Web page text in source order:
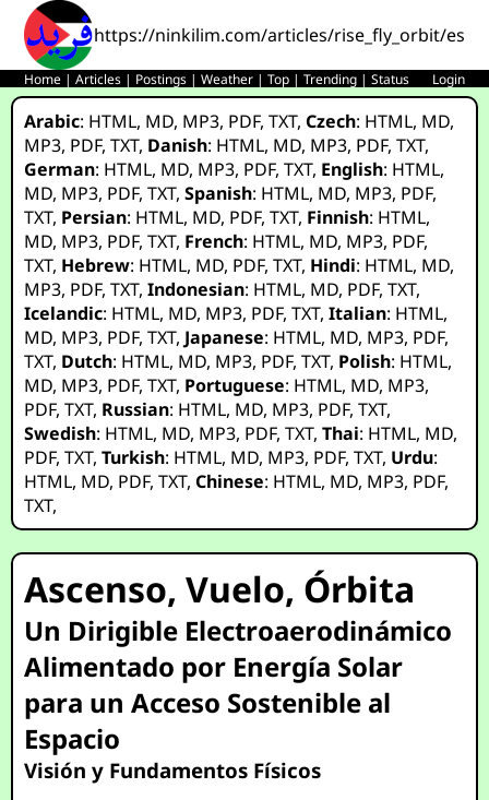
https://ninkilim.com/articles/rise_fly_orbit/
Home |Articles | Postings |Weather |Top |Trending |Status Login
Arabic: HTML, MD, MP3, PDF,TXT,Czech: HTML, MD,
MP3, PDF,TXT, Danish: HTML, MD, MP3, PDF,TXT,
German: HTML, MD, MP3, PDF,TXT, English: HTML,
MD, MP3, PDF,TXT,Spanish: HTML, MD, MP3, PDF,
TXT, Persian: HTML, MD, PDF,TXT, Finnish: HTML,
MD, MP3, PDF,TXT, French: HTML, MD, MP3, PDF,
TXT, Hebrew: HTML, MD, PDF,TXT, Hindi: HTML, MD,
MP3, PDF,TXT,Indonesian: HTML, MD, PDF,TXT,
Icelandic: HTML, MD, MP3, PDF,TXT,Italian: HTML,
MD, MP3, PDF,TXT, Japanese: HTML, MD, MP3, PDF,
TXT, Dutch: HTML, MD, MP3, PDF,TXT, Polish: HTML,
MD, MP3, PDF,TXT, Portuguese: HTML, MD, MP3,
PDF,TXT, Russian: HTML, MD, MP3, PDF,TXT,
Swedish: HTML, MD, MP3, PDF,TXT,Thai: HTML, MD,
PDF,TXT,Turkish: HTML, MD, MP3, PDF,TXT, Urdu:
HTML, MD, PDF,TXT,Chinese: HTML, MD, MP3, PDF,
TXT,
Ascenso, Vuelo, Órbita
Un Dirigible Electroaerodinámico
Alimentado por Energía Solar
para un Acceso Sostenible al
Espacio
Visión y Fundamentos Físicos